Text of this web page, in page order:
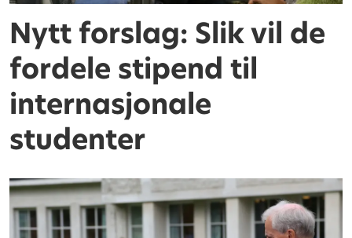
Nytt forslag: Slik vil de
fordele stipend til
internasjonale
studenter